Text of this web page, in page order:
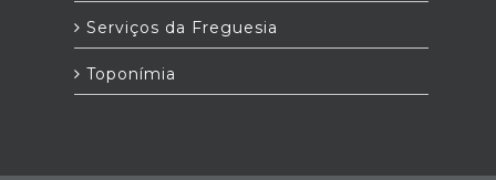
Serviços da Freguesia
Toponímia